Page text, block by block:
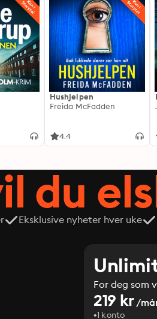
Hushjelpen
Freida McFadden
4.4
du
Eksklusive nyheter hver uke
For deg som
219 kr/
1 konto